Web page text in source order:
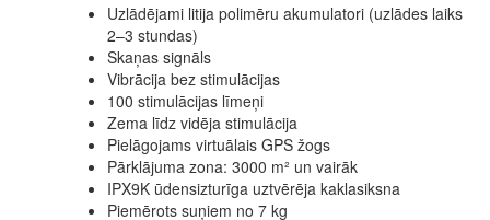
Uzlādējami litija polimēru akumulatori (uzlādes laiks
2–3 stundas)
Skaņas signāls
Vibrācija bez stimulācijas
100 stimulācijas līmeņi
Zema līdz vidēja stimulācija
Pielāgojams virtuālais GPS žogs
Pārklājuma zona: 3000 m² un vairāk
IPX9K ūdensizturīga uztvērēja kaklasiksna
Piemērots suņiem no 7 kg